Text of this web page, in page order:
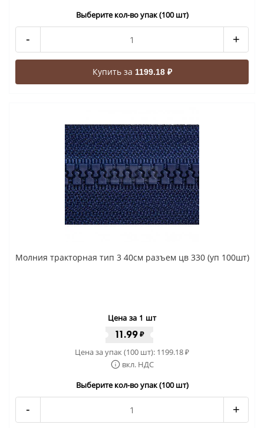
Выберите кол-во упак (100 шт)
- +
Купить за 1199.18 ₽
Молния тракторная тип 3 40см разъем цв 330 (уп 100шт)
Цена за 1 шт
11.99 ₽
Цена за упак (100 шт): 1199.18₽
вкл. НДС
Выберите кол-во упак (100 шт)
- +